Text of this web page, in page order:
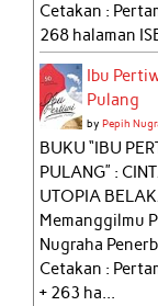
Cetakan :
268 halaman
Ibu
Pulang
byPepih
BUKU “IBU
PULANG” :
UTOPIA
Memanggilmu
Nugraha
Cetakan :
+ 263 ha...